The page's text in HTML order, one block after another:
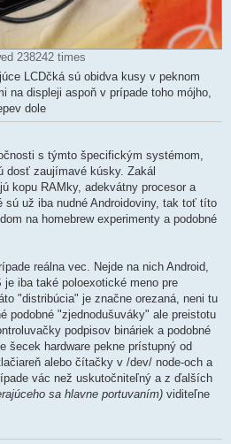
238242 times
LCDčká sú obidva kusy v peknom
na displeji aspoň v prípade toho mójho,
dole
s týmto špecifickým systémom,
dosť zaujímavé kúsky. Zakál
kopu RAMky, adekvátny procesor a
už iba nudné Androidoviny, tak toť títo
na homebrew experimenty a podobné
reálna vec. Nejde na nich Android,
iba také poloexotické meno pre
"distribúcia" je značne orezaná, neni tu
podobné "zjednodušuváky" ale preistotu
podpisov bináriek a podobné
šecek hardware pekne prístupný od
alebo čítačky v /dev/ node-och a
vác než uskutočniteľný a z ďalších
sa hlavne portuvaním) viditeľne